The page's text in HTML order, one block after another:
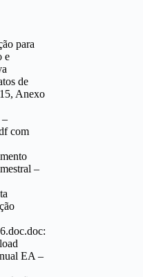
para
e
de
Anexo
–
com
–
EA –